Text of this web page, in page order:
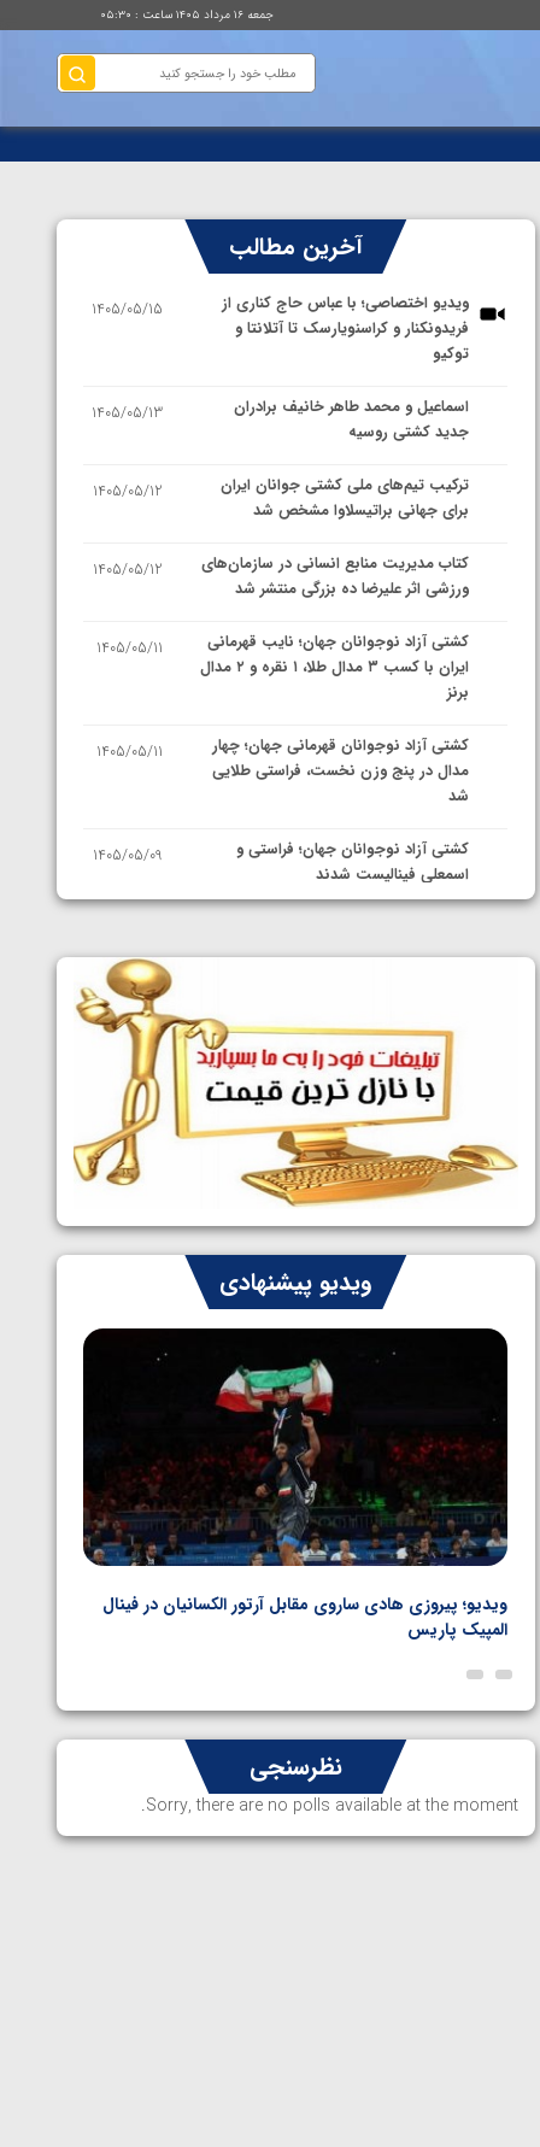
جمعه ۱۶ مرداد ۱۴۰۵ ساعت : ۰۵:۳۰
آخرین مطالب
ویدیو اختصاصی؛ با عباس حاج کناری از
فریدونکنار و کراسنویارسک تا آتلانتا و
توکیو
1405/05/15
اسماعیل و محمد طاهر خانیف برادران
جدید کشتی روسیه
1405/05/13
ترکیب تیم‌های ملی کشتی جوانان ایران
برای جهانی براتیسلاوا مشخص شد
1405/05/12
کتاب مدیریت منابع انسانی در سازمان‌های
ورزشی اثر علیرضا ده بزرگی منتشر شد
1405/05/12
کشتی آزاد نوجوانان جهان؛ نایب قهرمانی
ایران با کسب ۳ مدال طلا، ۱ نقره و ۲ مدال
برنز
1405/05/11
کشتی آزاد نوجوانان قهرمانی جهان؛ چهار
مدال در پنج وزن نخست، فراستی طلایی
شد
1405/05/11
کشتی آزاد نوجوانان جهان؛ فراستی و
اسمعلی فینالیست شدند
1405/05/09
نمایندگان ایران مشخص شدند
سوم برای ایران
1405/05/07
ایران چشم به راه چهار مدال در پنج وزن
دوم کشتی فرنگی نوجوانان جهان
1405/05/06
ویدیو پیشنهادی
ویدیو؛ پیروزی هادی ساروی مقابل آرتور الکسانیان در فینال
المپیک پاریس
نظرسنجی
Sorry, there are no polls available at the moment.